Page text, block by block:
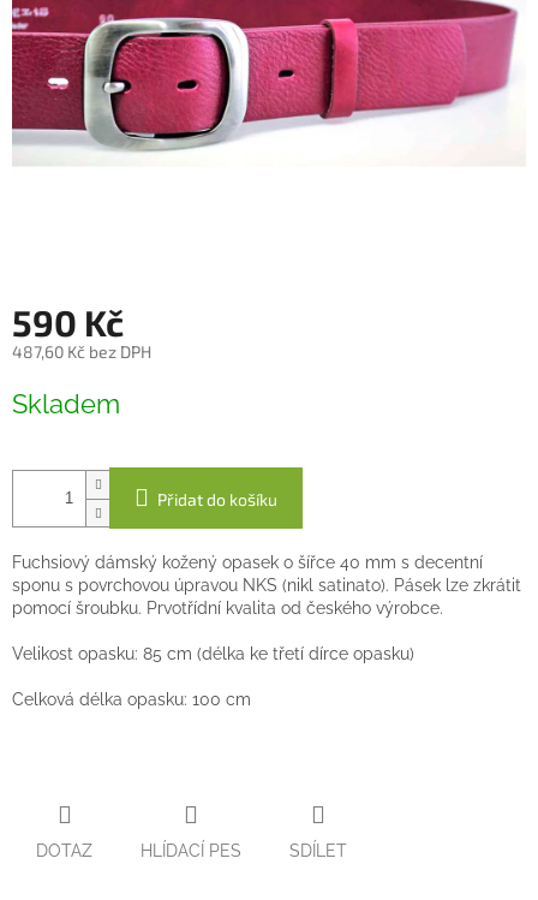
590 Kč
487,60 Kč bez DPH
cena:
Skladem
Přidat do košíku
Fuchsiový dámský kožený opasek o šířce 40 mm s decentní
sponu s povrchovou úpravou NKS (nikl satinato). Pásek lze zkrátit
pomocí šroubku. Prvotřídní kvalita od českého výrobce.
Velikost opasku: 85 cm (délka ke třetí dírce opasku)
Celková délka opasku: 100 cm
DOTAZ HLÍDACÍ PES SDÍLET